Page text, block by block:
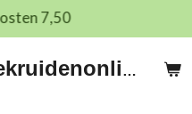
Medicinalekruidenonline.nl
7,50